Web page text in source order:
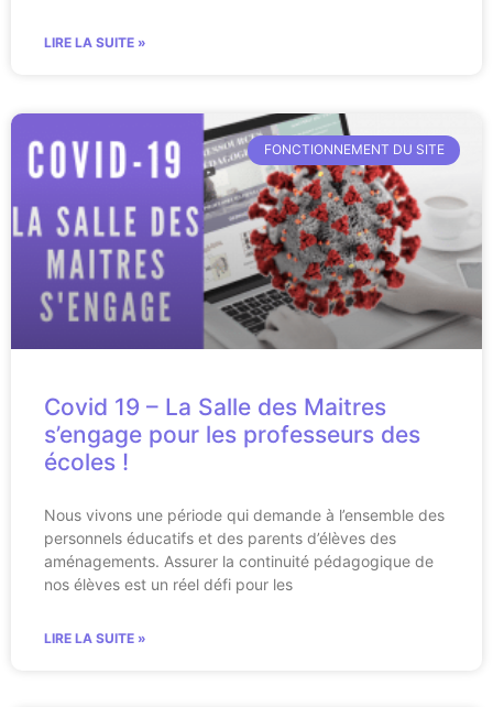
LIRE LA SUITE »
FONCTIONNEMENT DU SITE
Covid 19 – La Salle des Maitres
s’engage pour les professeurs des
écoles !
Nous vivons une période qui demande à l’ensemble des
personnels éducatifs et des parents d’élèves des
aménagements. Assurer la continuité pédagogique de
nos élèves est un réel défi pour les
LIRE LA SUITE »